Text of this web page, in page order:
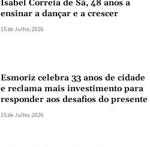
Isabel Correia de Sá, 48 anos a
ensinar a dançar e a crescer
15 de Julho, 2026
Esmoriz celebra 33 anos de cidade
e reclama mais investimento para
responder aos desafios do presente
15 de Julho, 2026